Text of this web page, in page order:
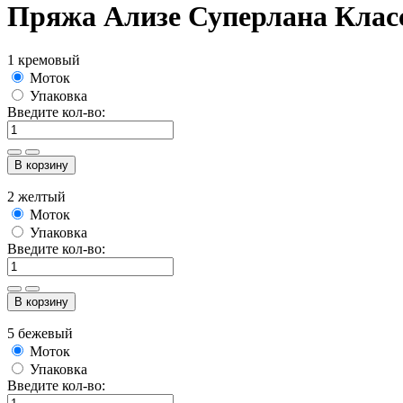
Пряжа Ализе Суперлана
1 кремовый
Моток
Упаковка
Введите кол-во:
В корзину
2 желтый
Моток
Упаковка
Введите кол-во:
В корзину
5 бежевый
Моток
Упаковка
Введите кол-во: